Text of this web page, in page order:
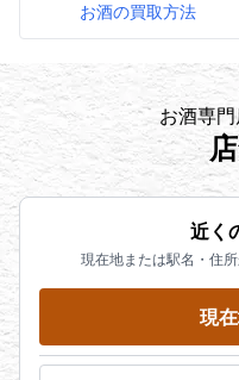
お酒の買取方法
お酒専
近く
現在地または駅名・住
現